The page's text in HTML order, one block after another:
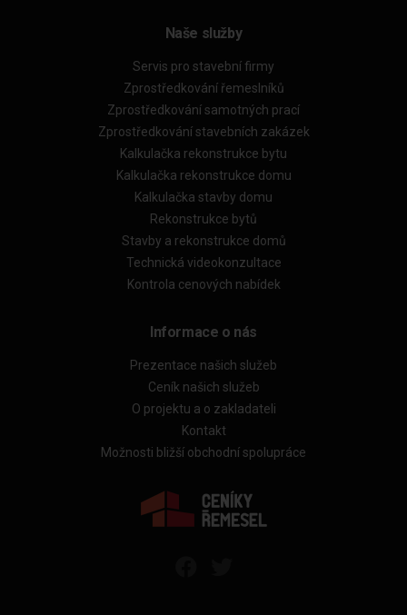
Naše služby
Servis pro stavební firmy
Zprostředkování řemeslníků
Zprostředkování samotných prací
Zprostředkování stavebních zakázek
Kalkulačka rekonstrukce bytu
Kalkulačka rekonstrukce domu
Kalkulačka stavby domu
Rekonstrukce bytů
Stavby a rekonstrukce domů
Technická videokonzultace
Kontrola cenových nabídek
Informace o nás
Prezentace našich služeb
Ceník našich služeb
O projektu a o zakladateli
Kontakt
Možnosti bližší obchodní spolupráce